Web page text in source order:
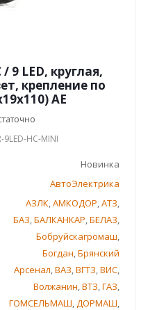
9 LED, круглая,
крепление по
AE
9LED-HC-MINI
Новинка
АвтоЭлектрика
АЗЛК,АМКОДОР,АТЗ,
БАЗ,БАЛКАНКАР,БЕЛАЗ,
Бобруйскагромаш,
Богдан,Брянский
Арсенал,ВАЗ,ВГТЗ,ВИС,
Волжанин,ВТЗ,ГАЗ,
ГОМСЕЛЬМАШ,ДОРМАШ,